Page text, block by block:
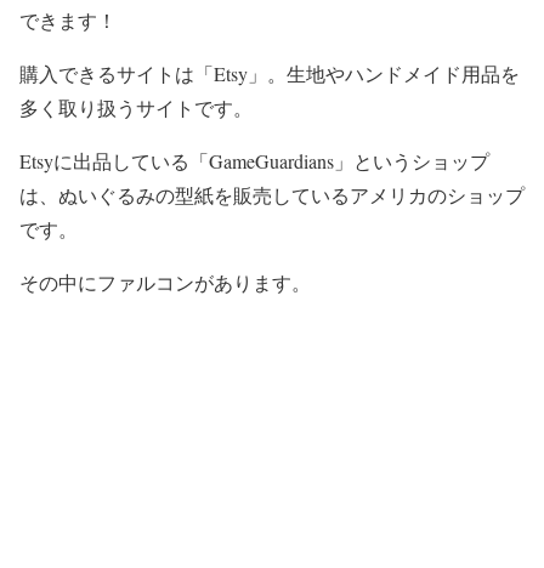
できます！
購入できるサイトは 「Etsy」 。生地やハンドメイド用品を
多く取り扱うサイトです。
Etsyに出品している 「GameGuardians」 というショップ
は、ぬいぐるみの型紙を販売しているアメリカのショップ
です。
その中にファルコンがあります。